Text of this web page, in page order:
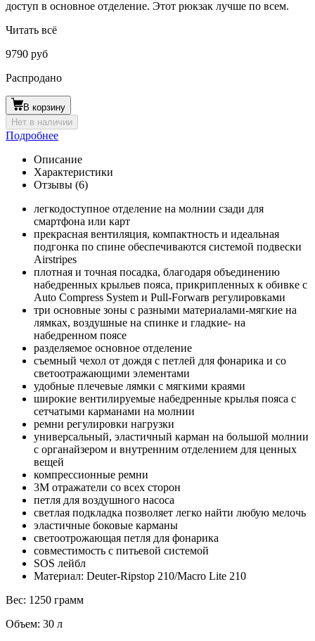
доступ в основное отделение. Этот рюкзак лучше по всем.
Читать всё
9790 руб
Распродано
В корзину
Нет в наличии
Подробнее
Описание
Характеристики
Отзывы (6)
легкодоступное отделение на молнии сзади для
смартфона или карт
прекрасная вентиляция, компактность и идеальная
подгонка по спине обеспечиваются системой подвески
Airstripes
плотная и точная посадка, благодаря объединению
набедренных крыльев пояса, прикрипленных к обивке с
Auto Compress System и Pull-Forwarв регулировками
три основные зоны с разными материалами-мягкие на
лямках, воздушные на спинке и гладкие- на
набедренном поясе
разделяемое основное отделение
съемный чехол от дождя с петлей для фонарика и со
светоотражающими элементами
удобные плечевые лямки с мягкими краями
широкие вентилируемые набедренные крылья пояса с
сетчатыми карманами на молнии
ремни регулировки нагрузки
универсальный, эластичный карман на большой молнии
с органайзером и внутренним отделением для ценных
вещей
компрессионные ремни
3M отражатели со всех сторон
петля для воздушного насоса
светлая подкладка позволяет легко найти любую мелочь
эластичные боковые карманы
светоотрожающая петля для фонарика
совместимость с питьевой системой
SOS лейбл
Материал: Deuter-Ripstop 210/Macro Lite 210
Вес: 1250 грамм
Объем: 30 л